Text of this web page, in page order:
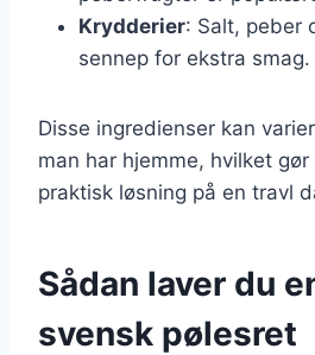
Krydderier: Salt, peber
sennep for ekstra smag.
Disse ingredienser kan
man har hjemme, hvilket
praktisk løsning på en travl
Sådan laver du
svensk pølesret